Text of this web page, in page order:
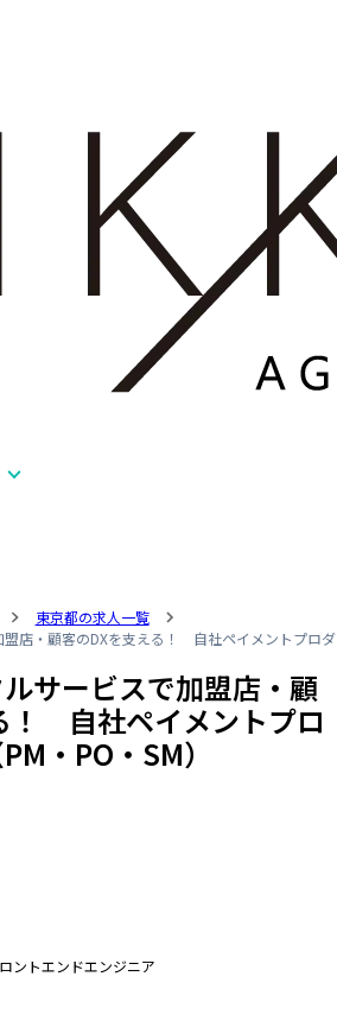
東京都の求人一覧
盟店・顧客のDXを支える！ 自社ペイメントプロダ
ルサービスで加盟店・顧
！ 自社ペイメントプロ
・PO・SM）
ントエンドエンジニア